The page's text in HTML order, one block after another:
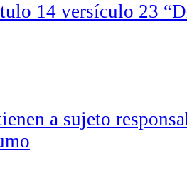
14 versículo 23
a sujeto